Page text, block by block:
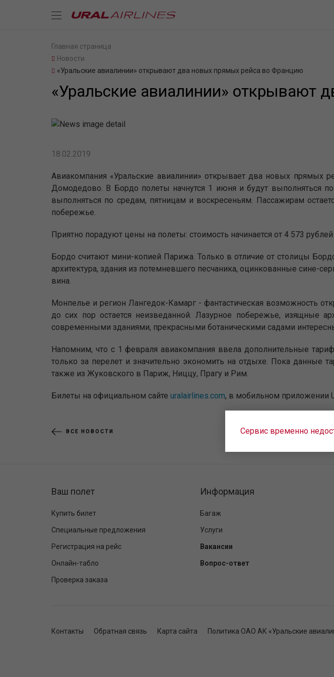
Главная страница
Новости
«Уральские авиалинии» открывают два новых прямых рейса во Францию
«Уральские авиалинии» открывают
18.02.2019
Авиакомпания «Уральские авиалинии» открывает два новых прямых
Домодедово. В Бордо полеты начнутся 1 июня и будут выполняться
выполняться по средам, пятницам и воскресеньям. Пассажирам
побережье.
Приятно порадуют цены на полеты: стоимость начинается от 4 573
Бордо считают мини-копией Парижа. Только в отличие от столицы
архитектура, здания из потемневшего песчаника, оцинкованные
вина.
Монпелье и регион Лангедок-Камарг - фантастическая возможность
до сих пор остается неизведанной. Лазурное побережье, изящные
современными зданиями, прекрасными ботаническими садами
Напомним, что с 1 февраля авиакомпания ввела дополнительные
только за перелет и значительно экономить на отдыхе. Пока
также из Жуковского в Париж, Ниццу, Прагу и Рим.
Билеты на официальном сайте uralairlines.com, в мобильном приложении
ВСЕ НОВОСТИ Сервис временно
Ваш полет
Купить билет
Специальные предложения
Регистрация на рейс
Онлайн-табло
Проверка заказа
Информация
Багаж
Услуги
Вакансии
Вопрос-ответ
Контакты Обратная связь Карта сайта Политика ОАО АК «Уральские